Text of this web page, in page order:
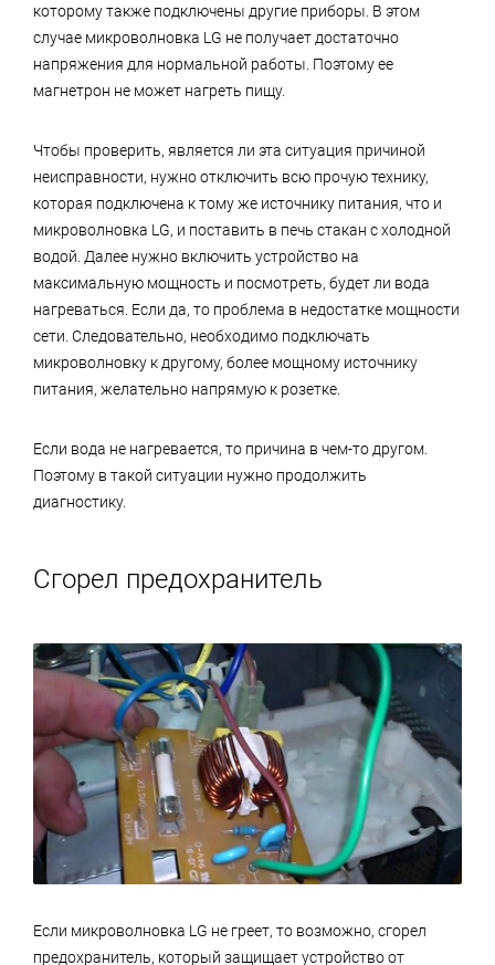
которому также подключены другие приборы. В этом
случае микроволновка LG не получает достаточно
напряжения для нормальной работы. Поэтому ее
магнетрон не может нагреть пищу.
Чтобы проверить, является ли эта ситуация причиной
неисправности, нужно отключить всю прочую технику,
которая подключена к тому же источнику питания, что и
микроволновка LG, и поставить в печь стакан с холодной
водой. Далее нужно включить устройство на
максимальную мощность и посмотреть, будет ли вода
нагреваться. Если да, то проблема в недостатке мощности
сети. Следовательно, необходимо подключать
микроволновку к другому, более мощному источнику
питания, желательно напрямую к розетке.
Если вода не нагревается, то причина в чем-то другом.
Поэтому в такой ситуации нужно продолжить
диагностику.
Сгорел предохранитель
Если микроволновка LG не греет, то возможно, сгорел
предохранитель, который защищает устройство от